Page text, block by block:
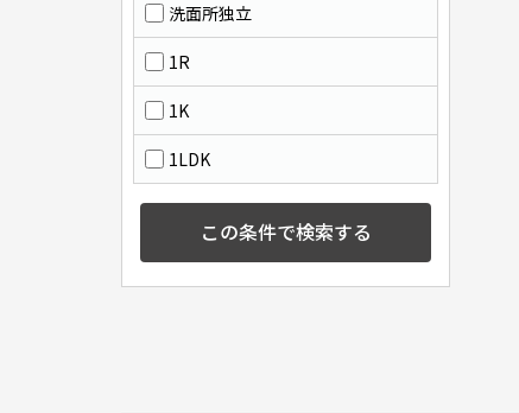
洗面所独立
1R
1K
1LDK
この条件で検索する